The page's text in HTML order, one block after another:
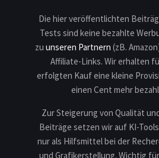
Die hier veröffentlichten
Tests sind keine bezahlte
zu unseren Partnern (zB.
Affiliate-Links. Wir erhalten
erfolgten Kauf eine kleine
einen Cent mehr
Zur Steigerung von Qualität
Beiträge setzen wir auf KI-
nur als Hilfsmittel bei der
und Grafikerstellung. Wichtig